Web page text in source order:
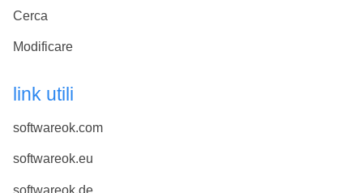
Cerca
Modificare
link utili
softwareok.com
softwareok.eu
softwareok.de